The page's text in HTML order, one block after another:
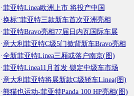
·菲亚特Linea欧洲上市 将投产中国
·换标”菲亚特三款新车首次亚洲亮相
·菲亚特Bravo亮相77届日内瓦国际车展
·意大利菲亚特C级5门掀背新车Bravo亮相
·全新菲亚特Linea三厢或落户南京(图)
·菲亚特Linea11月首发 锁定中级车市场
·意大利菲亚特将展新款C级轿车Linea(图)
·熊猫也运动-菲亚特Panda 100 HP亮相(图)